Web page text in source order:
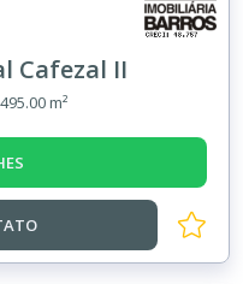
Cafezal II
495.00 m²